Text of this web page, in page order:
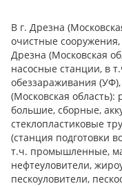
В г. Дрезна
очистные
Дрезна (Московская
насосные станции, в
обеззараживания
(Московская
большие, сборные,
стеклопластиковые
(станция подготовки
т.ч. промышленные,
нефтеуловители,
пескоуловители,